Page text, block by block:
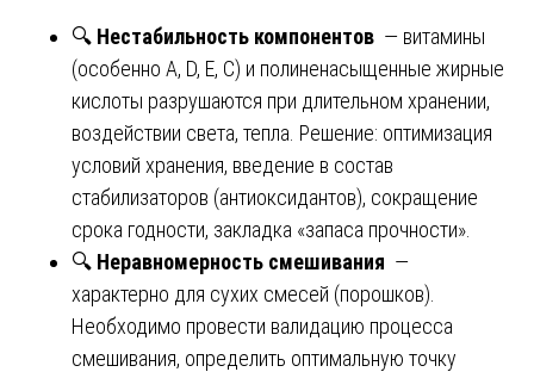
🔍 Нестабильность компонентов — витамины
(особенно A, D, E, C) и полиненасыщенные жирные
кислоты разрушаются при длительном хранении,
воздействии света, тепла. Решение: оптимизация
условий хранения, введение в состав
стабилизаторов (антиоксидантов), сокращение
срока годности, закладка «запаса прочности».
🔍 Неравномерность смешивания —
характерно для сухих смесей (порошков).
Необходимо провести валидацию процесса
смешивания, определить оптимальную точку